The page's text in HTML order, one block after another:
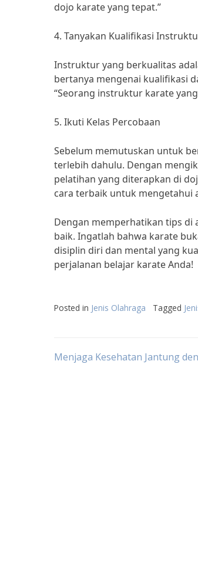
dojo karate yang tepat.”
4. Tanyakan Kualifikasi
Instruktur yang berkualitas
bertanya mengenai kualifikasi
“Seorang instruktur karate
5. Ikuti Kelas Percobaan
Sebelum memutuskan untuk
terlebih dahulu. Dengan
pelatihan yang diterapkan di
cara terbaik untuk mengetahui
Dengan memperhatikan tips di
baik. Ingatlah bahwa karate
disiplin diri dan mental yang
perjalanan belajar karate Anda!
Posted in Jenis Olahraga Tagged
Post
Menjaga Kesehatan Jantung